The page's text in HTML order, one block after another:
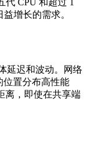
增长的需求。
延迟和波动。网络
位置分布高性能
离，即使在共享端